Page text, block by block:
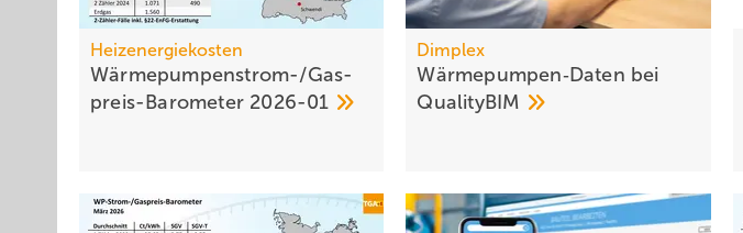
Heizenergiekosten
Wärmepumpen­strom-/Gas­
preis-Baro­meter 2026-01
Dimplex
Wärmepumpen‑Daten bei
QualityBIM